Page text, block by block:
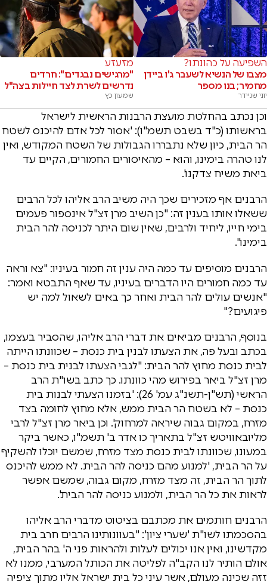
השפיעה על כהונתו?
מצבו של הנשיא לשעבר ג'ו ביידן
מחמיר; בנו מספר
יוני שניידר
מזעזע
"מרגישים נבגדים": חרדים
נדרשים לשרת לצד חיילות בצה"ל
שמעון כץ
וכן נכתב בהחלטת מועצת הרבנות הראשית לישראל
בראשותו (כ"ד בשבט תשמ"ו): 'אסור לכל אדם להיכנס לשטח
הר הבית, כיון שלא נתבררו הגבולות של השטח המקודש, ואין
לנו טהרה בימינו, והוא – מהאיסורים החמורים, הקיים עד
ביאת משיח צדקנו'.
הרבנים אף מזכירים שכך היה משיב הרב אליהו לכל הרבים
ששאלו אותו בענין זה: "כן השיב מרן זצ"ל אינספור פעמים
בימי חייו, ליחיד ולרבים, שאין שום היתר לכניסה להר הבית
בימינו".
הרבנים מוסיפים עד כמה היה ענין זה חמור בעיניו: "צא וראה
עד כמה חמורים היו הדברים בעיניו, עד שאף התבטא ואמר:
"אנשים עולים להר הבית ואחר כך באים לשאול למה יש
פיגועים?"
בנוסף, הרבנים מביאים את דברי הרב אליהו, שהסביר בעצמו,
בכתב ובעל פה, את הצעתו לבנין בית כנסת – שכוונתו הייתה
לבית כנסת מחוץ להר הבית: "לגבי הצעתו לבנית בית כנסת –
מרן זצ"ל ביאר בפירוש מהי כוונתו. כך כתב בשו"ת הרב
הראשי (תש"ן-תשנ"ג עמ' 26): 'בזמנו הצעתי לבנות בית
כנסת – לא בשטח הר הבית ממש, אלא מחוץ לחומה בצד
מזרח, במקום גבוה שיראה למרחוק'. וכן ביאר מרן זצ"ל לרבי
מליובאוויטש זצ"ל בתאריך כו אדר ב' תשמ"ו, כאשר ביקר
במעונו, שכוונתו לבית כנסת מצד מזרח, שמשם יוכלו להשקיף
על הר הבית, 'למנוע מהם כניסה להר הבית. לא ממש להיכנס
לתוך הר הבית, זה מצד מזרח, מקום גבוה, שמשם אפשר
לראות את כל הר הבית, ולמנוע כניסה להר הבית'.
הרבנים חותמים את מכתבם בציטוט מדברי הרב אליהו
בהסכמתו לשו"ת 'שערי ציון': "בעוונותינו הרבים חרב בית
מקדשינו, ואין אנו יכולים לעלות ולהראות פני ה' בהר הבית,
אולם הותיר לנו הקב"ה לפליטה את הכותל המערבי, ממנו לא
זזה שכינה מעולם, אשר עיני כל בית ישראל אליו מתוך ציפיה